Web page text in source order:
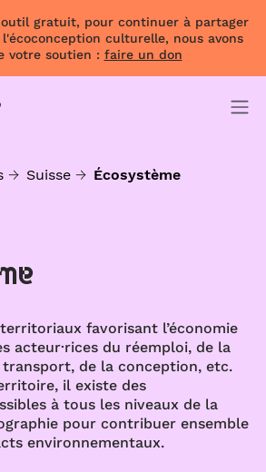
gratuit, pour continuer à partager
culturelle, nous avons
votre soutien : faire un don
Suisse Écosystème
favorisant l’économie
acteur·rices du réemploi, de la
de la conception, etc.
il existe des
à tous les niveaux de la
pour contribuer ensemble
environnementaux.